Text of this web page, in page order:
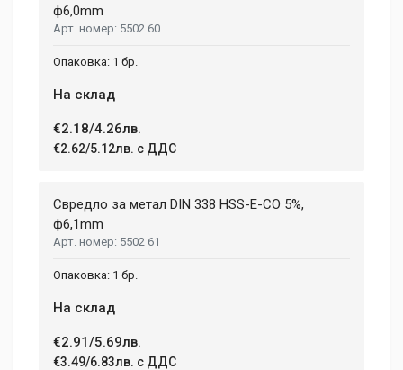
ф6,0mm
5502 60
1 бр.
На склад
€2.18/4.26лв.
€2.62/5.12лв. с ДДС
Свредло за метал DIN 338 HSS-E-CO 5%,
ф6,1mm
5502 61
1 бр.
На склад
€2.91/5.69лв.
€3.49/6.83лв. с ДДС